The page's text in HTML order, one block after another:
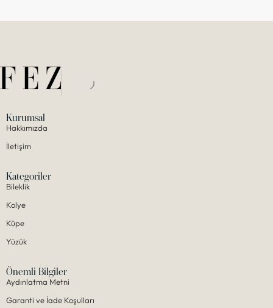
Kurumsal
Hakkımızda
İletişim
Kategoriler
Bileklik
Kolye
Küpe
Yüzük
Önemli Bilgiler
Aydınlatma Metni
Garanti ve İade Koşulları